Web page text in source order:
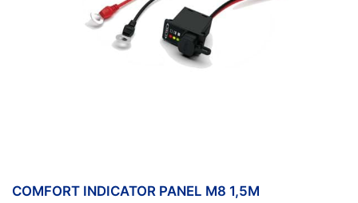
COMFORT INDICATOR PANEL M8 1,5M